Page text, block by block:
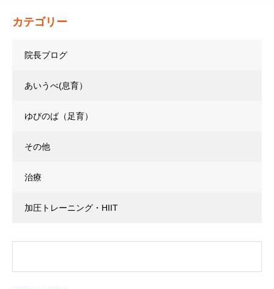
カテゴリー
院長ブログ
あいうべ(息育）
ゆびのば（足育）
その他
治療
加圧トレーニング・HIIT